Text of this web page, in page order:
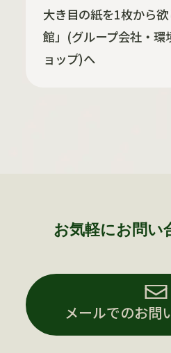
大き目の紙を1枚から
館」(グループ会社・環
ョップ)へ
お気軽にお問い
メールでのお問